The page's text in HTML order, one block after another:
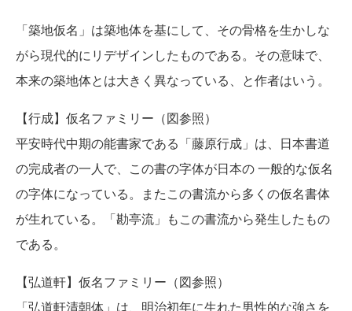
「築地仮名」は築地体を基にして、その骨格を生かしな
がら現代的にリデザインしたものである。その意味で、
本来の築地体とは大きく異なっている、と作者はいう。
【行成】仮名ファミリー（図参照）
平安時代中期の能書家である「藤原行成」は、日本書道
の完成者の一人で、この書の字体が日本の 一般的な仮名
の字体になっている。またこの書流から多くの仮名書体
が生れている。「勘亭流」もこの書流から発生したもの
である。
【弘道軒】仮名ファミリー（図参照）
「弘道軒清朝体」は、明治初年に生れた男性的な強さを